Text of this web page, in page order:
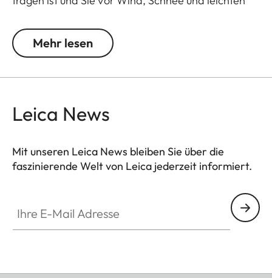
Mehr lesen
Leica News
Mit unseren Leica News bleiben Sie über die
faszinierende Welt von Leica jederzeit informiert.